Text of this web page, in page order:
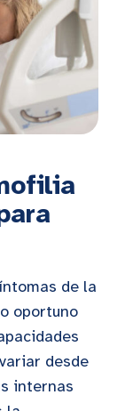
de la
oportuno
desde
internas